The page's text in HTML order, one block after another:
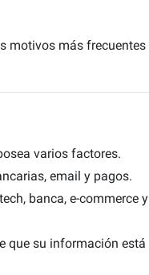
motivos más frecuentes
varios factores.
email y pagos.
banca, e-commerce y
que su información está